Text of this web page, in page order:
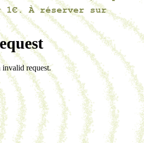
1€. À réserver sur